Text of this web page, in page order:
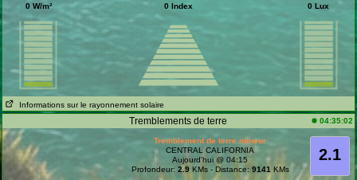
0 W/m²
0 Index
0 Lux
Informations sur le rayonnement solaire
Tremblements de terre 04:35:02
2.1
Tremblement de terre mineur
CENTRAL CALIFORNIA
Aujourd'hui @ 04:15
Profondeur: 2.9KMs - Distance: 9141 KMs